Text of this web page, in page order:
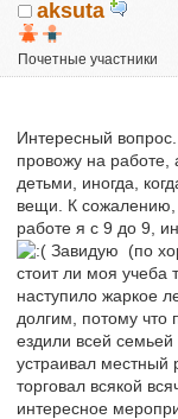
aksuta
Почетные участники
Репутация:1
Интересный
провожу на
детьми, иногда,
вещи. К сожалению,
работе я с 9 до 9,
Завидую (по
стоит ли моя учеба
наступило жаркое
долгим, потому что
ездили всей
устраивал местный
торговал всякой
интересное